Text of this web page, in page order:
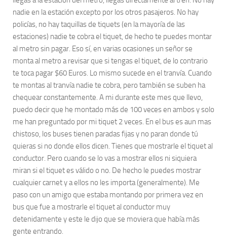
nadie en la estación excepto por los otros pasajeros. No hay
policías, no hay taquillas de tiquets (en la mayoría de las
estaciones) nadie te cobra el tiquet, de hecho te puedes montar
al metro sin pagar. Eso sí, en varias ocasiones un señor se
monta al metro a revisar que si tengas el tiquet, de lo contrario
te toca pagar $60 Euros. Lo mismo sucede en el tranvía. Cuando
te montas al tranvía nadie te cobra, pero también se suben ha
chequear constantemente. A mi durante este mes que llevo,
puedo decir que he montado más de 100 veces en ambos y solo
me han preguntado por mi tiquet 2 veces. En el bus es aun mas
chistoso, los buses tienen paradas fijas y no paran donde tú
quieras si no donde ellos dicen. Tienes que mostrarle el tiquet al
conductor. Pero cuando se lo vas a mostrar ellos ni siquiera
miran si el tiquet es válido o no. De hecho le puedes mostrar
cualquier carnet y a ellos no les importa (generalmente). Me
paso con un amigo que estaba montando por primera vez en
bus que fue a mostrarle el tiquet al conductor muy
detenidamente y este le dijo que se moviera que había más
gente entrando.